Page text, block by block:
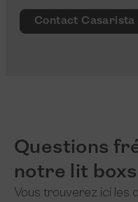
Contact Casarista
Questions
notre lit
Vous trouverez ici les